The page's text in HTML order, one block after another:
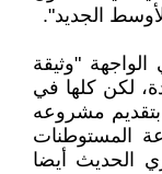
الجديد".
"وثيقة
لكن كلها في
مشروعه
المستوطنات
الحديث أيضا